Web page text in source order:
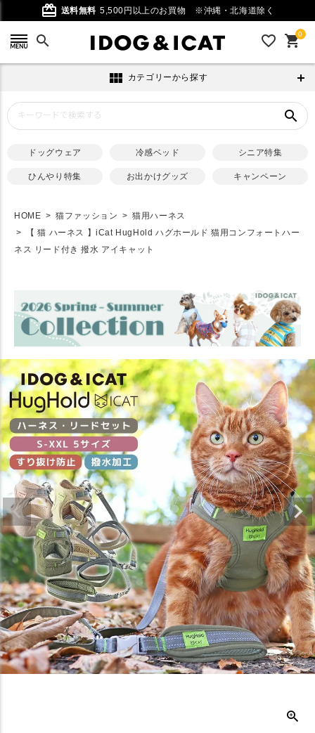
card_giftcard 送料無料 5,500円以上のお買物 ※沖縄・北海道除く
search favorite_outline 0
shopping_cart
view_module カテゴリーから探す
search
ドッグウェア 冷感ベッド シニア特集
ひんやり特集 お出かけグッズ キャンペーン
HOME 猫ファッション
猫用ハーネス
【 猫 ハーネス 】iCat HugHold ハグホールド 猫用コンフォートハー
ネス リード付き 撥水 アイキャット